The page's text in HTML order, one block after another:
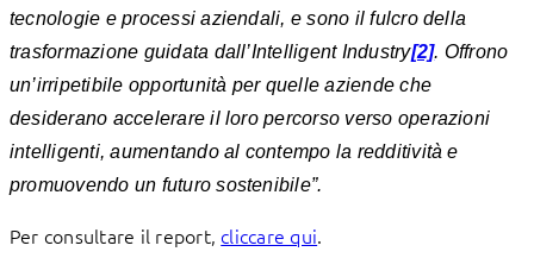
tecnologie e processi aziendali, e sono il fulcro della
trasformazione guidata dall’Intelligent Industry[2]. Offrono
un’irripetibile opportunità per quelle aziende che
desiderano accelerare il loro percorso verso operazioni
intelligenti, aumentando al contempo la redditività e
promuovendo un futuro sostenibile”.
Per consultare il report, cliccare qui.